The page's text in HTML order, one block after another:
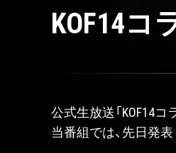
KOF14
公式生放送「KOF14
当番組では、先日発